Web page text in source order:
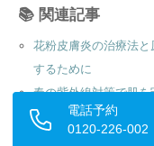
📚 関連記事
花粉皮膚炎の治療法
するために
春の紫外線対策で肌
皮膚科医がおすすめす
春の乾燥・敏感肌ケ
電話予約
0120-226-002